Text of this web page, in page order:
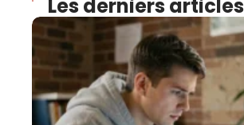
Les derniers articles